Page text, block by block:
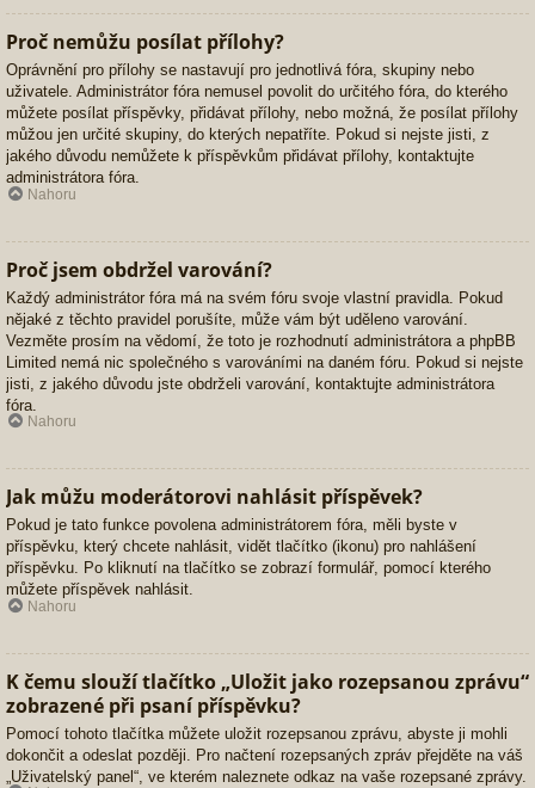
Proč nemůžu posílat přílohy?
Oprávnění pro přílohy se nastavují pro jednotlivá fóra, skupiny nebo
uživatele. Administrátor fóra nemusel povolit do určitého fóra, do kterého
můžete posílat příspěvky, přidávat přílohy, nebo možná, že posílat přílohy
můžou jen určité skupiny, do kterých nepatříte. Pokud si nejste jisti, z
jakého důvodu nemůžete k příspěvkům přidávat přílohy, kontaktujte
administrátora fóra.
Nahoru
Proč jsem obdržel varování?
Každý administrátor fóra má na svém fóru svoje vlastní pravidla. Pokud
nějaké z těchto pravidel porušíte, může vám být uděleno varování.
Vezměte prosím na vědomí, že toto je rozhodnutí administrátora a phpBB
Limited nemá nic společného s varováními na daném fóru. Pokud si nejste
jisti, z jakého důvodu jste obdrželi varování, kontaktujte administrátora
fóra.
Nahoru
Jak můžu moderátorovi nahlásit příspěvek?
Pokud je tato funkce povolena administrátorem fóra, měli byste v
příspěvku, který chcete nahlásit, vidět tlačítko (ikonu) pro nahlášení
příspěvku. Po kliknutí na tlačítko se zobrazí formulář, pomocí kterého
můžete příspěvek nahlásit.
Nahoru
K čemu slouží tlačítko „Uložit jako rozepsanou zprávu“
zobrazené při psaní příspěvku?
Pomocí tohoto tlačítka můžete uložit rozepsanou zprávu, abyste ji mohli
dokončit a odeslat později. Pro načtení rozepsaných zpráv přejděte na váš
„Uživatelský panel“, ve kterém naleznete odkaz na vaše rozepsané zprávy.